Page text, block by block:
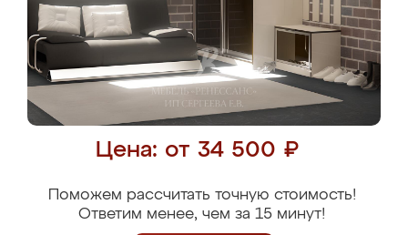
Цена: от 34 500 ₽
Поможем рассчитать точную стоимость!
Ответим менее, чем за 15 минут!